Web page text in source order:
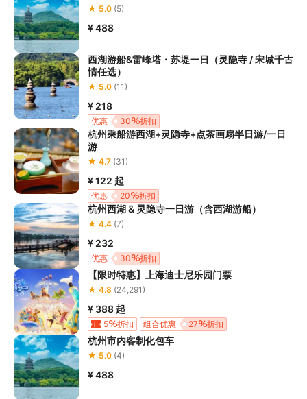
★ 5.0 (5)
¥ 488
西湖游船&雷峰塔・苏堤一日（灵隐寺 / 宋城千古
情任选）
★ 5.0 (11)
¥ 218
30 折扣
优惠
杭州乘船游西湖+灵隐寺+点茶画扇半日游/一日
游
★ 4.7 (31)
¥ 122 起
20 折扣
优惠
杭州西湖 & 灵隐寺一日游（含西湖游船）
★ 4.4 (7)
¥ 232
30 折扣
优惠
【限时特惠】上海迪士尼乐园门票
★ 4.8 (24,291)
¥ 388 起
5 折扣 27 折扣
组合优惠
杭州市内客制化包车
★ 5.0 (4)
¥ 488